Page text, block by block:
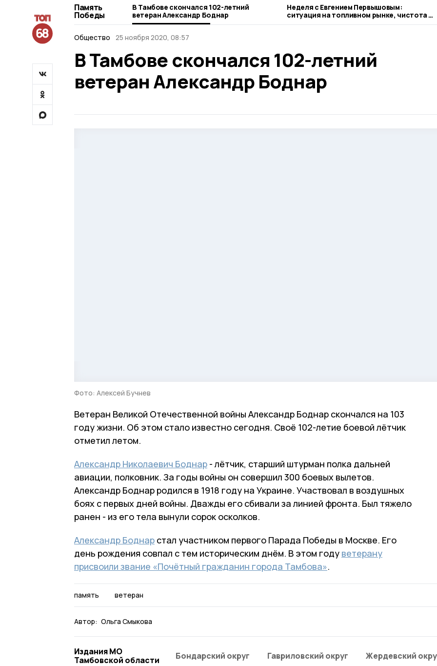
Память
Победы
В Тамбове скончался 102-летний
ветеран Александр Боднар
Неделя с Евгением Первышовым:
ситуация на топливном рынке, чистота в
городе и приоритеты образования
Общество
25 ноября 2020, 08:57
В Тамбове скончался 102-летний
ветеран Александр Боднар
Фото: Алексей Бучнев
Ветеран Великой Отечественной войны Александр Боднар скончался на 103
году жизни. Об этом стало известно сегодня. Своё 102-летие боевой лётчик
отметил летом.
Александр Николаевич Боднар - лётчик, старший штурман полка дальней
авиации, полковник. За годы войны он совершил 300 боевых вылетов.
Александр Боднар родился в 1918 году на Украине. Участвовал в воздушных
боях с первых дней войны. Дважды его сбивали за линией фронта. Был тяжело
ранен - из его тела вынули сорок осколков.
Александр Боднар стал участником первого Парада Победы в Москве. Его
день рождения совпал с тем историческим днём. В этом году ветерану
присвоили звание «Почётный гражданин города Тамбова».
память ветеран
Автор: Ольга Смыкова
Издания МО
Тамбовской области
Бондарский округ Гавриловский округ Жердевский